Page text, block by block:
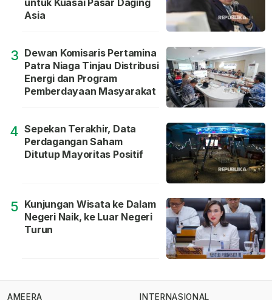
untuk Kuasai Pasar Daging
Asia
3 Dewan Komisaris Pertamina
Patra Niaga Tinjau Distribusi
Energi dan Program
Pemberdayaan Masyarakat
4 Sepekan Terakhir, Data
Perdagangan Saham
Ditutup Mayoritas Positif
5 Kunjungan Wisata ke Dalam
Negeri Naik, ke Luar Negeri
Turun
AMEERA INTERNASIONAL